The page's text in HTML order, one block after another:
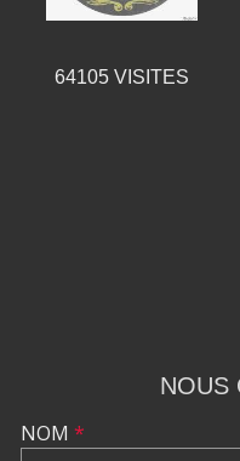
64105VISITES
NOUS
NOM *